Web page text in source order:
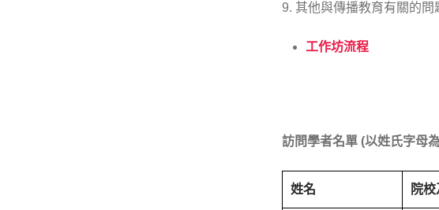
9. 其他與傳播教育有關的問
工作坊流程
訪問學者名單 (以姓氏字母
姓名 院